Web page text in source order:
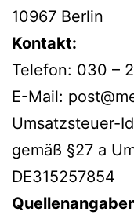
10967 Berlin
Kontakt:
Telefon: 030 –
E-Mail:
Umsatzsteuer-
gemäß §27 a
DE315257854